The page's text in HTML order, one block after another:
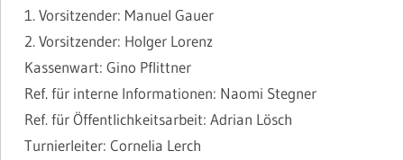
1. Vorsitzender: Manuel Gauer
2. Vorsitzender: Holger Lorenz
Kassenwart: Gino Pflittner
Ref. für interne Informationen: Naomi Stegner
Ref. für Öffentlichkeitsarbeit: Adrian Lösch
Turnierleiter: Cornelia Lerch